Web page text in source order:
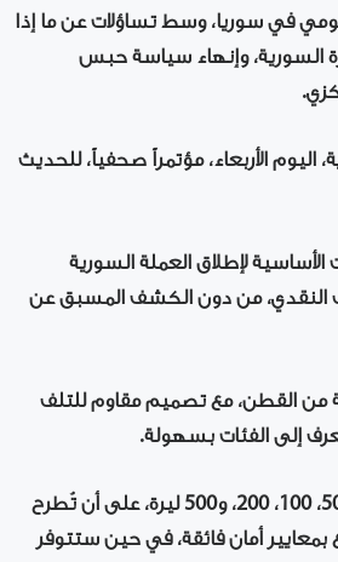
في سوريا، وسط تساؤلات عن ما إذا
وإنهاء سياسة حبس
الأربعاء، مؤتمراً صحفياً، للحديث
لإطلاق العملة السورية
النقدي، من دون الكشف المسبق عن
من القطن، مع تصميم مقاوم للتلف
إلى الفئات بسهولة.
وتشمل خطة الطرح ست فئات وسطى كمرحلة أولى، هي: 10، 25، 50، 100، 200، و500 ليرة، على أن تُطرح
ليرة ستتمتع بمعايير أمان فائقة، في حين ستتوفر